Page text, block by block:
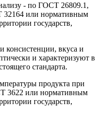
- по ГОСТ 26809.1,
или нормативным
государств,
консистенции, вкуса и
и характеризуют в
стандарта.
продукта при
3622 или нормативным
государств,